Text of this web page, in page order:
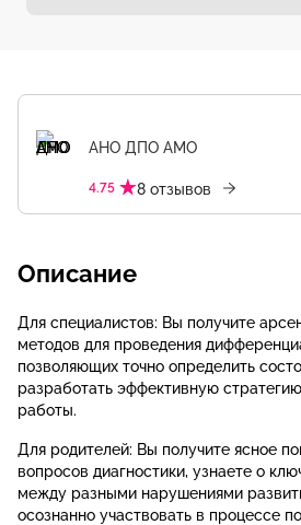
АНО ДПО АМО
4.75 8 отзывов
Описание
Для специалистов: Вы получите
методов для проведения
позволяющих точно определить
разработать эффективную
работы.
Для родителей: Вы получите ясное
вопросов диагностики, узнаете о
между разными нарушениями
осознанно участвовать в процессе